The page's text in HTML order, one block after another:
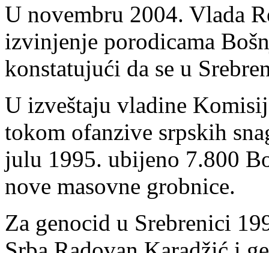
U novembru 2004. Vlada
izvinjenje porodicama
konstatujući da se u
U izveštaju vladine
tokom ofanzive srpskih
julu 1995. ubijeno 7.800
nove masovne grobnice.
Za genocid u Srebrenici